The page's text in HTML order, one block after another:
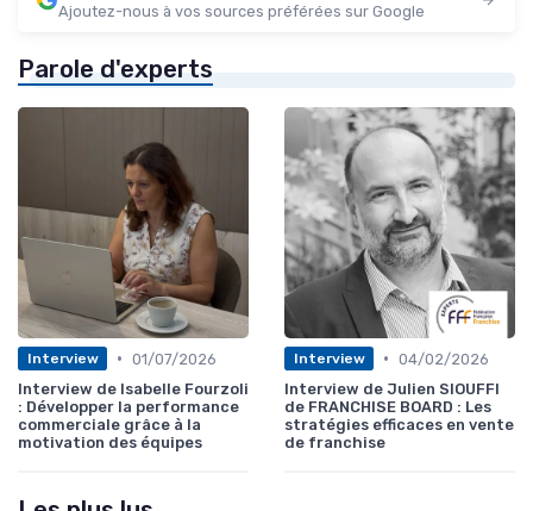
Ajoutez-nous à vos sources préférées sur Google
Parole d'experts
Interview • 01/07/2026
Interview de Isabelle Fourzoli
: Développer la performance
commerciale grâce à la
motivation des équipes
Interview • 04/02/2026
Interview de Julien SIOUFFI
de FRANCHISE BOARD : Les
stratégies efficaces en vente
de franchise